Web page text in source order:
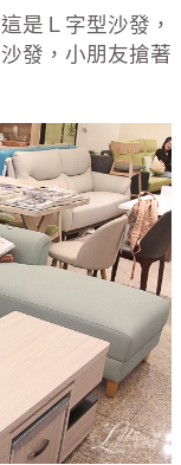
是Ｌ字型沙發，
發，小朋友搶著